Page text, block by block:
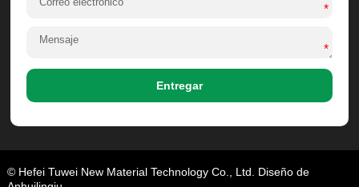
*
*
Entregar
© Hefei Tuwei New Material Technology Co., Ltd. Diseño de